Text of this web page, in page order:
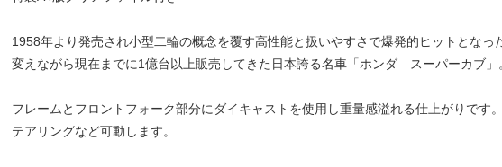
1958年より発売され小型二輪の概念を覆す高性能と扱いやすさで爆発的ヒットとなっ
変えながら現在までに1億台以上販売してきた日本誇る名車「ホンダ スーパーカブ」
フレームとフロントフォーク部分にダイキャストを使用し重量感溢れる仕上がりです
テアリングなど可動します。